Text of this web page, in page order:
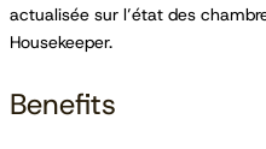
actualisée sur l’état des
Housekeeper.
Benefits